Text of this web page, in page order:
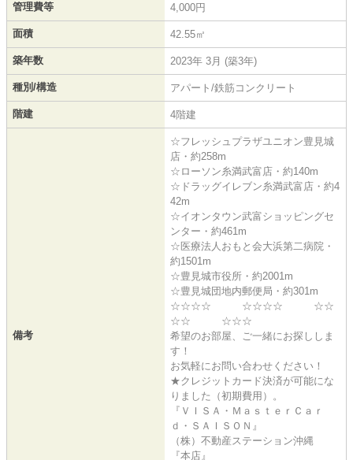
管理費等 4,000円
面積 42.55㎡
築年数 2023年 3月 (築3年)
種別/構造 アパート/鉄筋コンクリート
階建 4階建
備考
☆フレッシュプラザユニオン豊見城
店・約258m
☆ローソン糸満武富店・約140m
☆ドラッグイレブン糸満武富店・約4
42m
☆イオンタウン武富ショッピングセ
ンター・約461m
☆医療法人おもと会大浜第二病院・
約1501m
☆豊見城市役所・約2001m
☆豊見城団地内郵便局・約301m
☆☆☆☆ ☆☆☆☆ ☆☆
☆☆ ☆☆☆
希望のお部屋、ご一緒にお探ししま
す！
お気軽にお問い合わせください！
★クレジットカード決済が可能にな
りました（初期費用）。
『ＶＩＳＡ・ＭａｓｔｅｒＣａｒ
ｄ・ＳＡＩＳＯＮ』
（株）不動産ステーション沖縄
『本店』